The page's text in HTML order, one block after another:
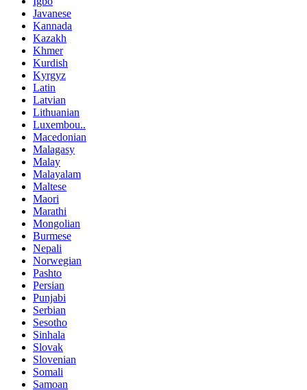
Javanese
Kannada
Kazakh
Khmer
Kurdish
Kyrgyz
Latin
Latvian
Lithuanian
Luxembou..
Macedonian
Malagasy
Malay
Malayalam
Maltese
Maori
Marathi
Mongolian
Burmese
Nepali
Norwegian
Pashto
Persian
Punjabi
Serbian
Sesotho
Sinhala
Slovak
Slovenian
Somali
Samoan